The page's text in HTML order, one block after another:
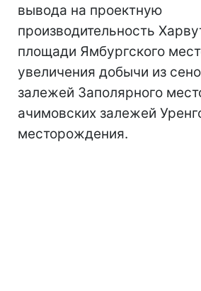
вывода на проектную
производительность
площади Ямбургского
увеличения добычи из
залежей Заполярного
ачимовских залежей
месторождения.